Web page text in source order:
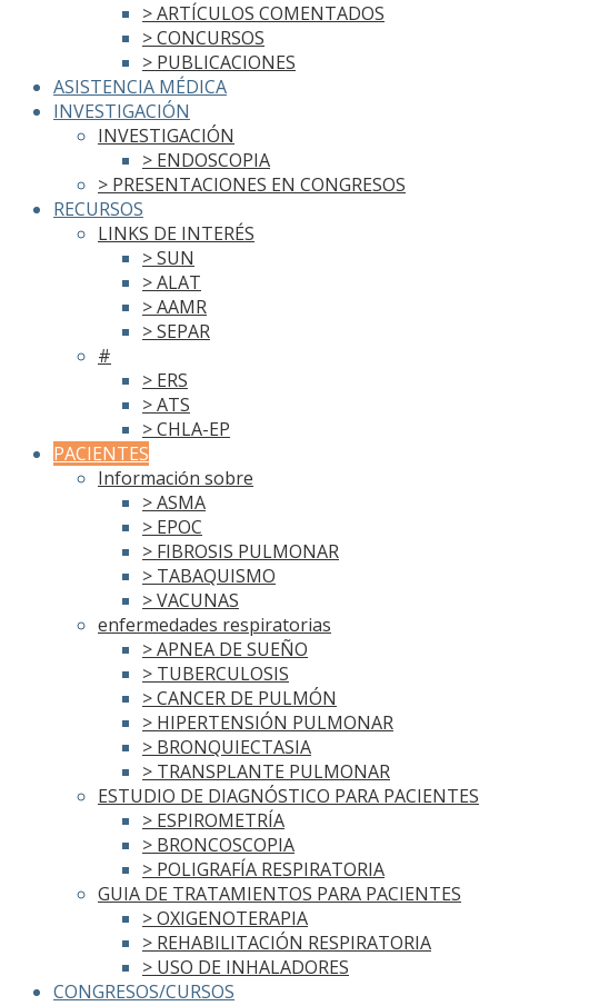
> ARTÍCULOS COMENTADOS
> CONCURSOS
> PUBLICACIONES
ASISTENCIA MÉDICA
INVESTIGACIÓN
INVESTIGACIÓN
> ENDOSCOPIA
> PRESENTACIONES EN CONGRESOS
RECURSOS
LINKS DE INTERÉS
> SUN
> ALAT
> AAMR
> SEPAR
#
> ERS
> ATS
> CHLA-EP
PACIENTES
Información sobre
> ASMA
> EPOC
> FIBROSIS PULMONAR
> TABAQUISMO
> VACUNAS
enfermedades respiratorias
> APNEA DE SUEÑO
> TUBERCULOSIS
> CANCER DE PULMÓN
> HIPERTENSIÓN PULMONAR
> BRONQUIECTASIA
> TRANSPLANTE PULMONAR
ESTUDIO DE DIAGNÓSTICO PARA PACIENTES
> ESPIROMETRÍA
> BRONCOSCOPIA
> POLIGRAFÍA RESPIRATORIA
GUIA DE TRATAMIENTOS PARA PACIENTES
> OXIGENOTERAPIA
> REHABILITACIÓN RESPIRATORIA
> USO DE INHALADORES
CONGRESOS/CURSOS